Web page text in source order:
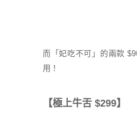
而「妃吃不可」的兩款
用！
【極上牛舌 $299】